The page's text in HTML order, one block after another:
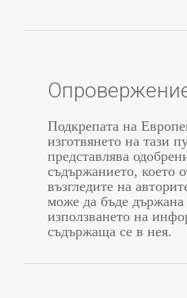
Подкрепата на
изготвянето на тази
представлява
съдържанието, което
възгледите на
може да бъде държана
използването на
съдържаща се в нея.